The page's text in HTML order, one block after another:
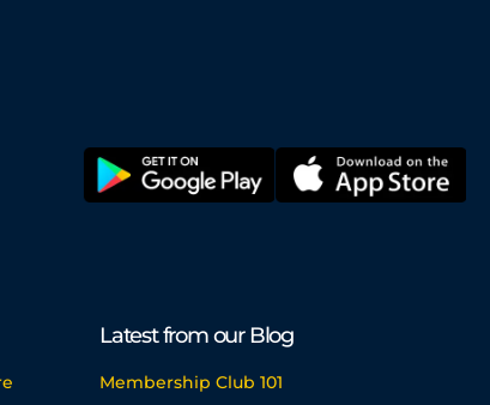
Latest from our Blog
Membership Club 101